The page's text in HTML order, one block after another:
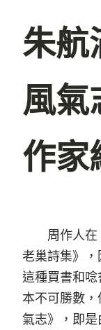
朱
風氣
作家
周作人
老巢詩集》
這種買書和
本不可勝數
氣志》，即